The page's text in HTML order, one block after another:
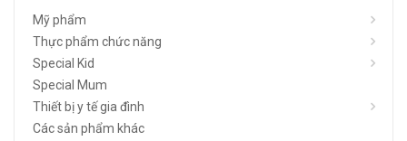
Mỹ phẩm
Thực phẩm chức năng
Special Kid
Special Mum
Thiết bị y tế gia đình
Các sản phẩm khác